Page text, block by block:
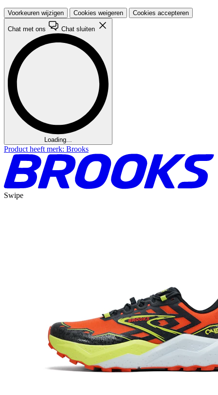
Voorkeuren wijzigen Cookies weigeren Cookies accepteren
Chat met ons Chat sluiten
Loading...
Product heeft merk: Brooks
Swipe